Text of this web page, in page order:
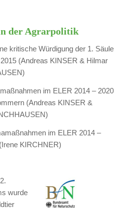
der Agrarpolitik
kritische Würdigung der 1. Säule
(Andreas KINSER & Hilmar
im ELER 2014 – 2020
(Andreas KINSER &
im ELER 2014 –
KIRCHNER)
wurde